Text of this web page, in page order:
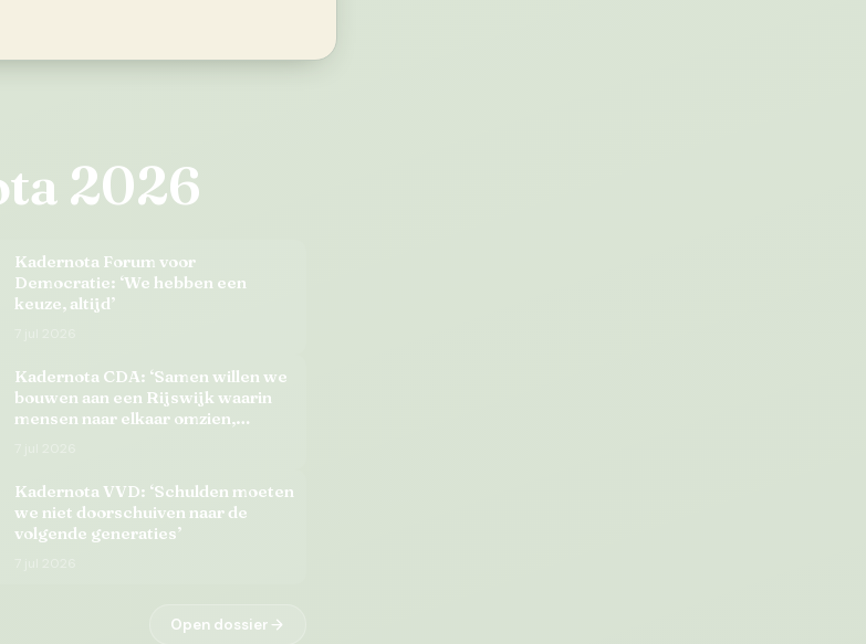
2026
Kadernota Forum voor
Democratie: ‘We hebben een
keuze, altijd’
Kadernota CDA: ‘Samen willen we
bouwen aan een Rijswijk waarin
mensen naar elkaar omzien,
toekomst.’
Kadernota VVD: ‘Schulden moeten
we niet doorschuiven naar de
volgende generaties’
Open dossier